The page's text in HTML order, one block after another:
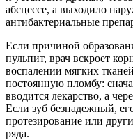
абсцессе, а выходило
антибактериальные
Если причиной
пульпит, врач вскроет
воспалении мягких
постоянную пломбу:
вводится лекарство, а
Если зуб безнадежный,
протезирование или
ряда.